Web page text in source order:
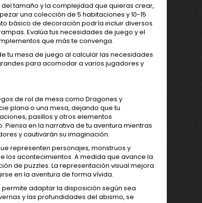
tamaño y la complejidad que quieras crear,
una colección de 5 habitaciones y 10-15
básico de decoración podría incluir diversos
Evalúa tus necesidades de juego y el
que más te convenga.
tu mesa de juego al calcular las necesidades
para acomodar a varios jugadores y
de rol de mesa como Dragones y
plana o una mesa, dejando que tu
pasillos y otros elementos
en la narrativa de tu aventura mientras
y cautivarán su imaginación.
representen personajes, monstruos y
los acontecimientos. A medida que avance la
de puzzles. La representación visual mejora
en la aventura de forma vívida.
adaptar la disposición según sea
y las profundidades del abismo, se